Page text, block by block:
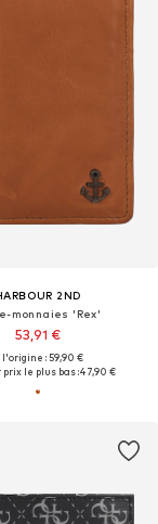
2ND
monnaies 'Rex'
53,91 €
l'origine : 59,90 €
le plus bas :47,90 €